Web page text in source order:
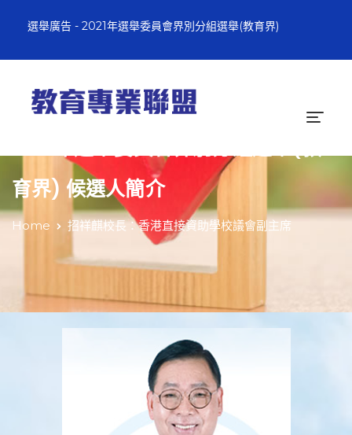
選舉廣告 - 2021年選舉委員會界別分組選舉(教育界)
2021年選舉委員會界別分組選舉(教
育界) 候選人簡介
Home 招祥麒校長：香港直接資助學校議會副主席